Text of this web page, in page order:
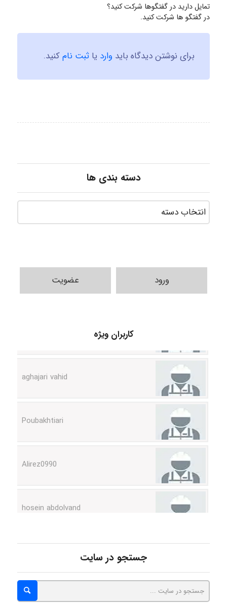
تمایل دارید در گفتگوها شرکت کنید؟
در گفتگو ها شرکت کنید.
برای نوشتن دیدگاه باید وارد یا ثبت نامکنید.
دسته بندی ها
ورود عضویت
کاربران ویژه
emami
جستجو در سایت